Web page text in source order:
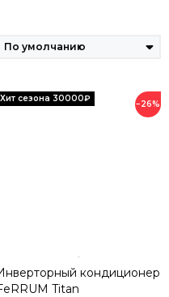
−26%
кондиционер
Titan